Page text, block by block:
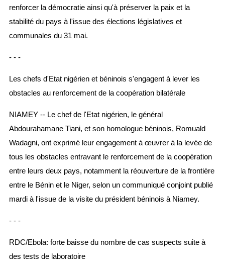
renforcer la démocratie ainsi qu'à préserver la paix et la
stabilité du pays à l'issue des élections législatives et
communales du 31 mai.
- - -
Les chefs d'Etat nigérien et béninois s'engagent à lever les
obstacles au renforcement de la coopération bilatérale
NIAMEY -- Le chef de l'Etat nigérien, le général
Abdourahamane Tiani, et son homologue béninois, Romuald
Wadagni, ont exprimé leur engagement à œuvrer à la levée de
tous les obstacles entravant le renforcement de la coopération
entre leurs deux pays, notamment la réouverture de la frontière
entre le Bénin et le Niger, selon un communiqué conjoint publié
mardi à l'issue de la visite du président béninois à Niamey.
- - -
RDC/Ebola: forte baisse du nombre de cas suspects suite à
des tests de laboratoire